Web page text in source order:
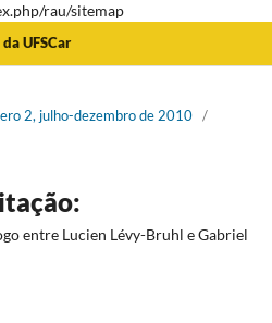
rau/sitemap
UFSCar
2, julho-dezembro de 2010 /
entre Lucien Lévy-Bruhl e Gabriel